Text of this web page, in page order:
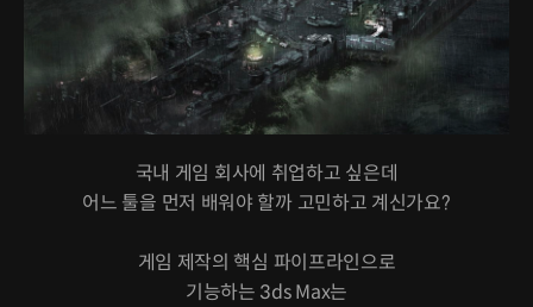
국내 게임 회사에 취업하고 싶은데
어느 툴을 먼저 배워야 할까 고민하고 계신가요?
게임 제작의 핵심 파이프라인으로
기능하는 3ds Max는